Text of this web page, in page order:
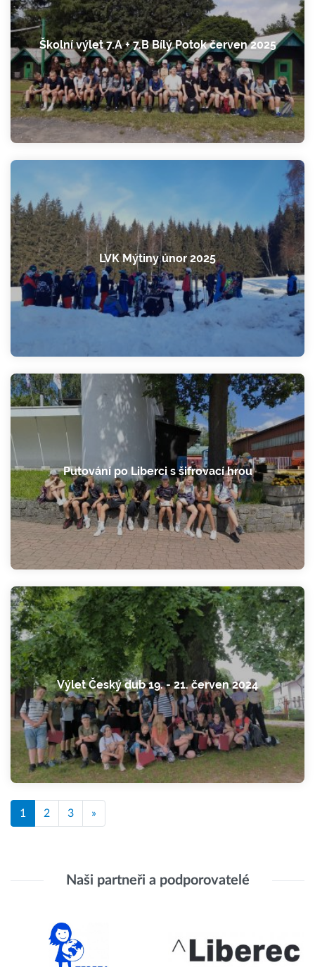
Školní výlet 7.A + 7.B Bílý Potok červen 2025
LVK Mýtiny únor 2025
Putování po Liberci s šifrovací hrou
Výlet Český dub 19. - 21. červen 2024
1 2 3 »
Naši partneři a podporovatelé